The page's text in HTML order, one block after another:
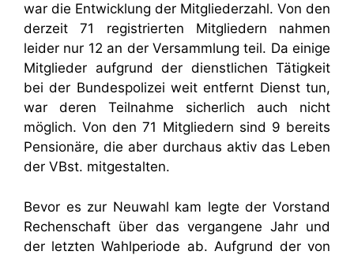
war die Entwicklung der Mitgliederzahl. Von den
derzeit 71 registrierten Mitgliedern nahmen
leider nur 12 an der Versammlung teil. Da einige
Mitglieder aufgrund der dienstlichen Tätigkeit
bei der Bundespolizei weit entfernt Dienst tun,
war deren Teilnahme sicherlich auch nicht
möglich. Von den 71 Mitgliedern sind 9 bereits
Pensionäre, die aber durchaus aktiv das Leben
der VBst. mitgestalten.
Bevor es zur Neuwahl kam legte der Vorstand
Rechenschaft über das vergangene Jahr und
der letzten Wahlperiode ab. Aufgrund der von